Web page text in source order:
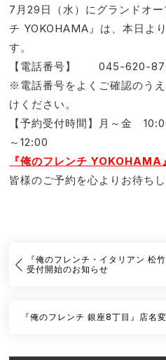
7月29日（水）にグランドオ
チ YOKOHAMA』は、本日よ
す。
【電話番号】 045-620-
※電話番号をよくご確認のう
けください。
【予約受付時間】月～金
～12:00
『俺のフレンチ
皆様のご予約を心よりお待ちし
『俺のフレンチ・イタリアン 松
受付開始のお知らせ
『俺のフレンチ 銀座8丁目』店名